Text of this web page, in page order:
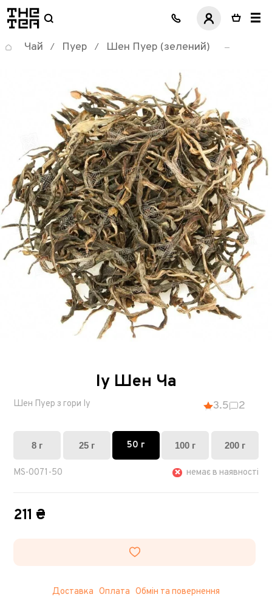
логотип
Чай / Пуер / Шен Пуер (зелений)
Іу Шен Ча
Шен Пуер з гори Іу 3.5 2
8 г 25 г 50 г 100 г 200 г
MS-0071-50 немає в наявності
211 ₴
Доставка Оплата Обмін та повернення